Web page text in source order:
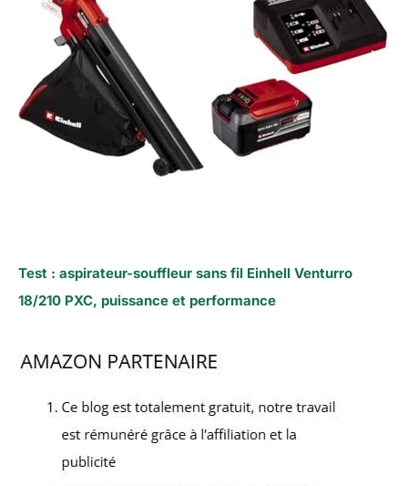
Test : aspirateur-souffleur sans fil Einhell Venturro
18/210 PXC, puissance et performance